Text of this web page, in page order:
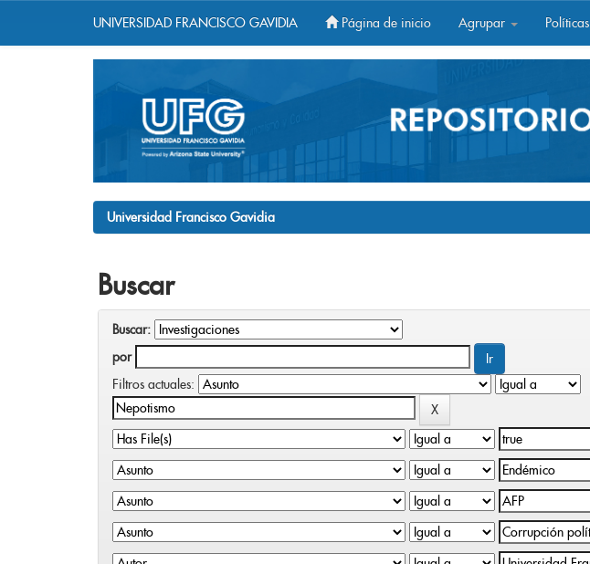
UNIVERSIDAD FRANCISCO GAVIDIA Página de inicio Agrupar Políticas
Universidad Francisco Gavidia
Buscar
Buscar:
por
Filtros actuales: